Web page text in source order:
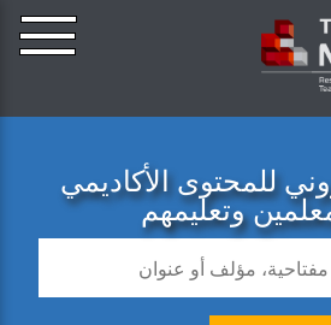
للمحتوى الأكاديمي
وتعليمهم